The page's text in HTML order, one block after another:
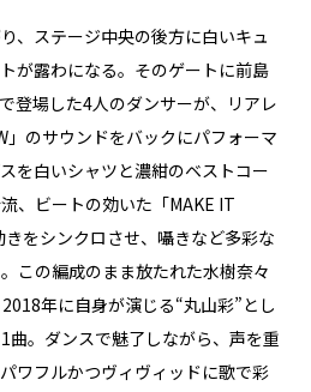
、ステージ中央の後方に白いキュ
が露わになる。そのゲートに前島
登場した4人のダンサーが、リアレ
」のサウンドをバックにパフォーマ
を白いシャツと濃紺のベストコー
、ビートの効いた「MAKE IT
をシンクロさせ、囁きなど多彩な
この編成のまま放たれた水樹奈々
年に自身が演じる“丸山彩”とし
曲。ダンスで魅了しながら、声を重
ワフルかつヴィヴィッドに歌で彩